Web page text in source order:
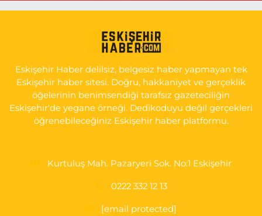
YENİDOĞAN MH.ŞEHİT SERKAN ÖZAYDIN CD.8 B ESKİ DEVLET
0 (222) 237 75 17 Yol Tarifi Al
Eskişehir Haber delilsiz, belgesiz haber yapmayan tek
Eskişehir haber sitesi. Doğru, hakkaniyet ve gerçeklik
öğelerinin benimsendiği tarafsız gazeteciliğin
Eskişehir'de yegane örneği. Dedikoduyu değil gerçekleri
öğrenebileceğiniz Eskişehir haber platformu.
Kurtuluş Mah. Pazaryeri Sok. No:1 Eskişehir
0222 332 12 13
[email protected]